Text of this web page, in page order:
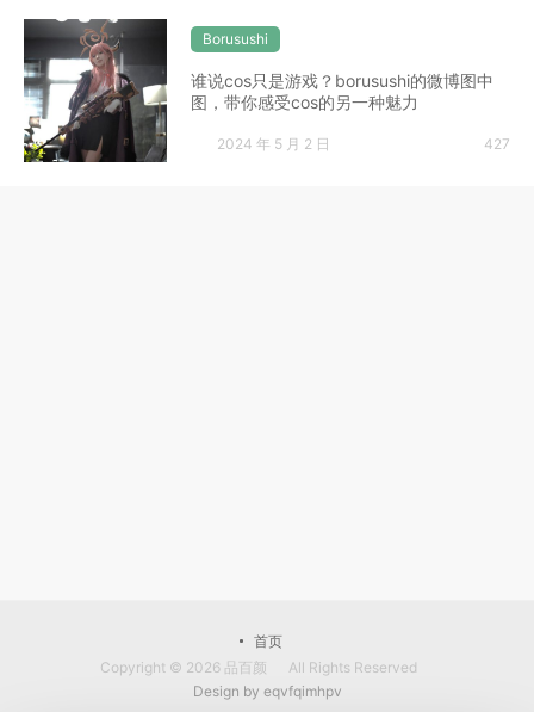
Borusushi
谁说cos只是游戏？borusushi的微博图中
图，带你感受cos的另一种魅力
2024 年 5 月 2 日 427
首页
Copyright © 2026 品百颜
All Rights Reserved
Design by eqvfqimhpv